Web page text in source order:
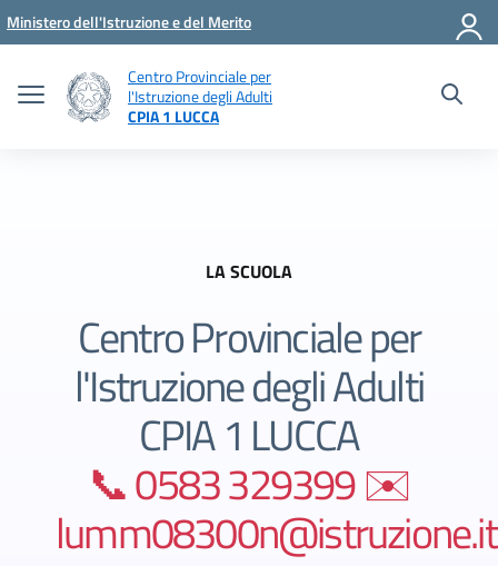
Vai ai contenuti
Vai al menu di navigazione
Vai al footer
Ministero dell'Istruzione e del Merito
Centro Provinciale per
l'Istruzione degli Adulti
CPIA 1 LUCCA
LA SCUOLA
Centro Provinciale per
l'Istruzione degli Adulti
CPIA 1 LUCCA
📞 0583 329399 ✉️
lumm08300n@istruzione.it